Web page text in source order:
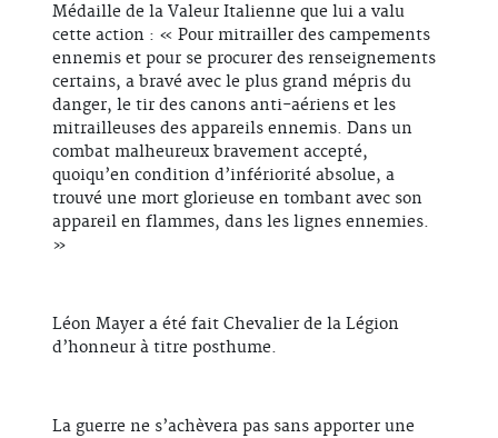
Médaille de la Valeur Italienne que lui a valu
cette action : « Pour mitrailler des campements
ennemis et pour se procurer des renseignements
certains, a bravé avec le plus grand mépris du
danger, le tir des canons anti-aériens et les
mitrailleuses des appareils ennemis. Dans un
combat malheureux bravement accepté,
quoiqu’en condition d’infériorité absolue, a
trouvé une mort glorieuse en tombant avec son
appareil en flammes, dans les lignes ennemies.
»
Léon Mayer a été fait Chevalier de la Légion
d’honneur à titre posthume.
La guerre ne s’achèvera pas sans apporter une